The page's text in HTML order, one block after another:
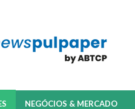
NEGÓCIOS & MERCADO